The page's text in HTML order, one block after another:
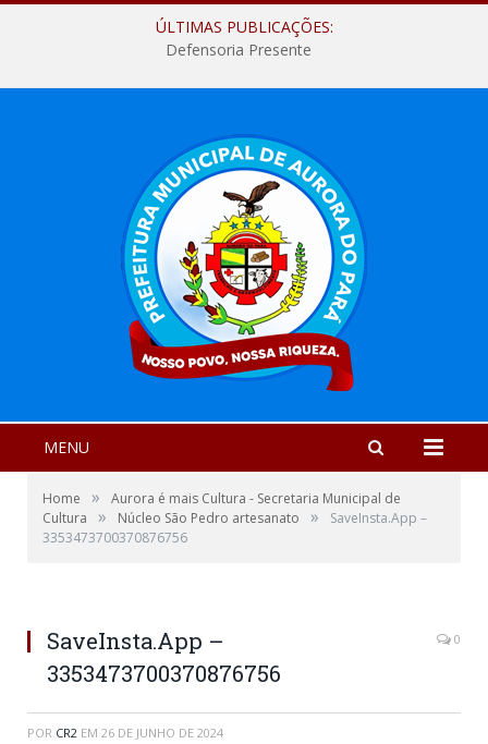
ÚLTIMAS PUBLICAÇÕES:
Defensoria Presente
MENU
Home »
Aurora é mais Cultura - Secretaria Municipal de
Cultura
» Núcleo São Pedro artesanato »
SaveInsta.App –
3353473700370876756
SaveInsta.App –
3353473700370876756
0
POR CR2 EM 26 DE JUNHO DE 2024